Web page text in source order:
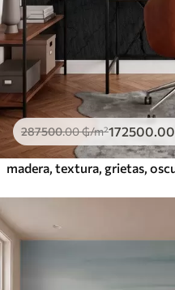
287500.00₲/m²172500.00